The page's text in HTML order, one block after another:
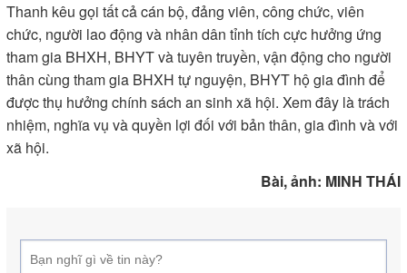
Thanh kêu gọi tất cả cán bộ, đảng viên, công chức, viên
chức, người lao động và nhân dân tỉnh tích cực hưởng ứng
tham gia BHXH, BHYT và tuyên truyền, vận động cho người
thân cùng tham gia BHXH tự nguyện, BHYT hộ gia đình để
được thụ hưởng chính sách an sinh xã hội. Xem đây là trách
nhiệm, nghĩa vụ và quyền lợi đối với bản thân, gia đình và với
xã hội.
Bài, ảnh: MINH THÁI